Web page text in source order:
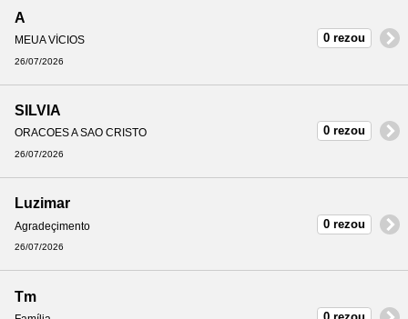
A
MEUA VÍCIOS
26/07/2026
0 rezou
SILVIA
ORACOES A SAO CRISTO
26/07/2026
0 rezou
Luzimar
Agradeçimento
26/07/2026
0 rezou
Tm